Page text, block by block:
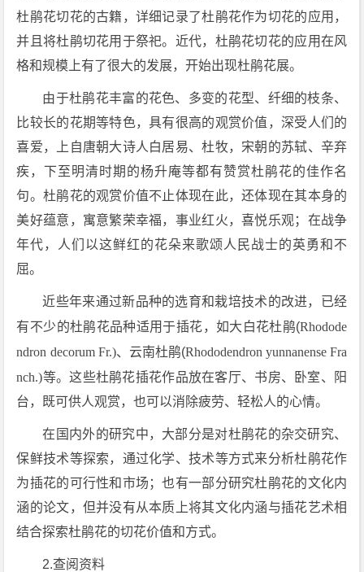
杜鹃花切花的古籍，详细记录了杜鹃花作为切花的应用，
并且将杜鹃切花用于祭祀。近代，杜鹃花切花的应用在风
格和规模上有了很大的发展，开始出现杜鹃花展。
由于杜鹃花丰富的花色、多变的花型、纤细的枝条、
比较长的花期等特色，具有很高的观赏价值，深受人们的
喜爱，上自唐朝大诗人白居易、杜牧，宋朝的苏轼、辛弃
疾，下至明清时期的杨升庵等都有赞赏杜鹃花的佳作名
句。杜鹃花的观赏价值不止体现在此，还体现在其本身的
美好蕴意，寓意繁荣幸福，事业红火，喜悦乐观；在战争
年代，人们以这鲜红的花朵来歌颂人民战士的英勇和不
屈。
近些年来通过新品种的选育和栽培技术的改进，已经
有不少的杜鹃花品种适用于插花，如大白花杜鹃(Rhodode
ndron decorum Fr.)、云南杜鹃(Rhododendron yunnanense Fra
nch.)等。这些杜鹃花插花作品放在客厅、书房、卧室、阳
台，既可供人观赏，也可以消除疲劳、轻松人的心情。
在国内外的研究中，大部分是对杜鹃花的杂交研究、
保鲜技术等探索，通过化学、技术等方式来分析杜鹃花作
为插花的可行性和市场；也有一部分研究杜鹃花的文化内
涵的论文，但并没有从本质上将其文化内涵与插花艺术相
结合探索杜鹃花的切花价值和方式。
2.查阅资料